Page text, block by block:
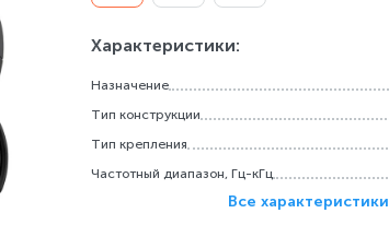
Характеристики:
Назначение
Тип конструкции
Тип крепления
Частотный диапазон, Гц-кГц
Все характеристики